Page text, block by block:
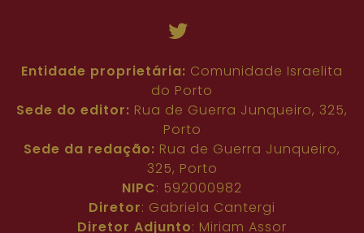
Entidade proprietária: Comunidade Israelita
do Porto
Sede do editor: Rua de Guerra Junqueiro, 325,
Porto
Sede da redação: Rua de Guerra Junqueiro,
325, Porto
NIPC: 592000982
Diretor: Gabriela Cantergi
Diretor Adjunto: Miriam Assor